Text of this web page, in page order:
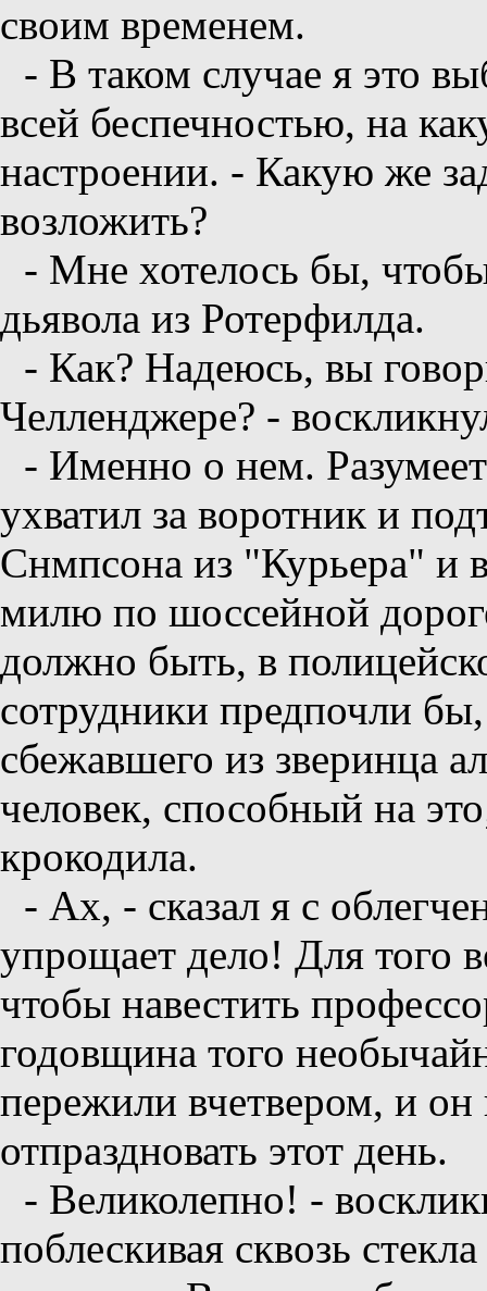
своим временем.
- В таком случае я это
всей беспечностью, на
настроении. - Какую же
возложить?
- Мне хотелось бы,
дьявола из Ротерфилда.
- Как? Надеюсь, вы
Челленджере? -
- Именно о нем.
ухватил за воротник и
Снмпсона из "Курьера" и
милю по шоссейной
должно быть, в
сотрудники предпочли
сбежавшего из зверинца
человек, способный на
крокодила.
- Ах, - сказал я с
упрощает дело! Для того
чтобы навестить
годовщина того
пережили вчетвером, и он
отпраздновать этот день.
- Великолепно! -
поблескивая сквозь